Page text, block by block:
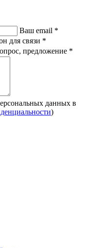
Ваш email *
для связи *
предложение *
данных в
)